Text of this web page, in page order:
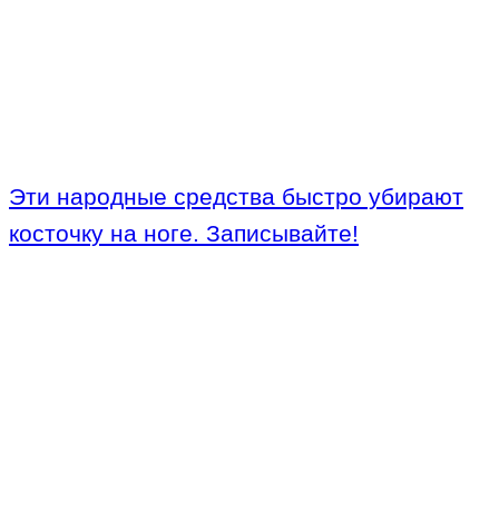
Эти народные средства быстро убирают
косточку на ноге. Записывайте!